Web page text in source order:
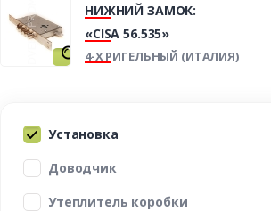
НИЖНИЙ ЗАМОК:
«CISA 56.535»
4-Х РИГЕЛЬНЫЙ (ИТАЛИЯ)
Установка
Доводчик
Утеплитель коробки